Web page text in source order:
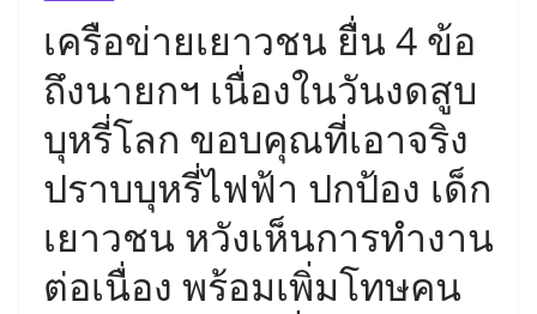
เครือข่ายเยาวชน ยื่น 4 ข้อ
ถึงนายกฯ เนื่องในวันงดสูบ
บุหรี่โลก ขอบคุณที่เอาจริง
ปราบบุหรี่ไฟฟ้า ปกป้อง เด็ก
เยาวชน หวังเห็นการทำงาน
ต่อเนื่อง พร้อมเพิ่มโทษคน